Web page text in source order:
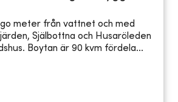
meter från vattnet och med
Själbottna och Husaröleden
Boytan är 90 kvm fördela...